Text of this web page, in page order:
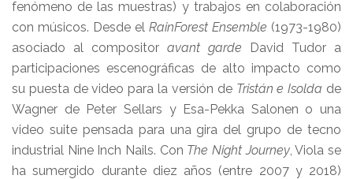
fenómeno de las muestras) y trabajos en colaboración
con músicos. Desde el RainForest Ensemble (1973-1980)
asociado al compositor avant garde David Tudor a
participaciones escenográficas de alto impacto como
su puesta de video para la versión de Tristán e Isolda de
Wagner de Peter Sellars y Esa-Pekka Salonen o una
video suite pensada para una gira del grupo de tecno
industrial Nine Inch Nails. Con The Night Journey, Viola se
ha sumergido durante diez años (entre 2007 y 2018)